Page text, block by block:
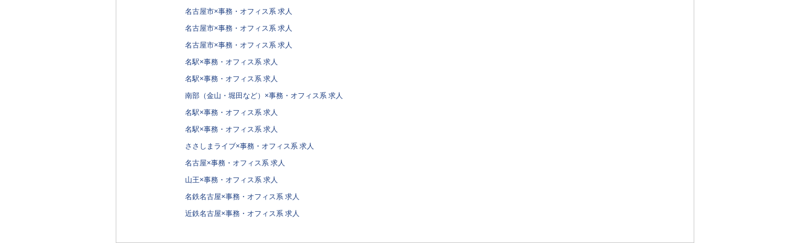
名古屋市×事務・オフィス系 求人
名古屋市×事務・オフィス系 求人
名古屋市×事務・オフィス系 求人
名駅×事務・オフィス系 求人
名駅×事務・オフィス系 求人
南部（金山・堀田など）×事務・オフィス系 求人
名駅×事務・オフィス系 求人
名駅×事務・オフィス系 求人
ささしまライブ×事務・オフィス系 求人
名古屋×事務・オフィス系 求人
山王×事務・オフィス系 求人
名鉄名古屋×事務・オフィス系 求人
近鉄名古屋×事務・オフィス系 求人